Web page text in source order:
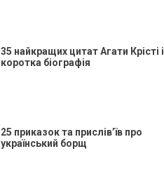
35 найкращих цитат Агати Крісті і
коротка біографія
25 приказок та прислів’їв про
український борщ